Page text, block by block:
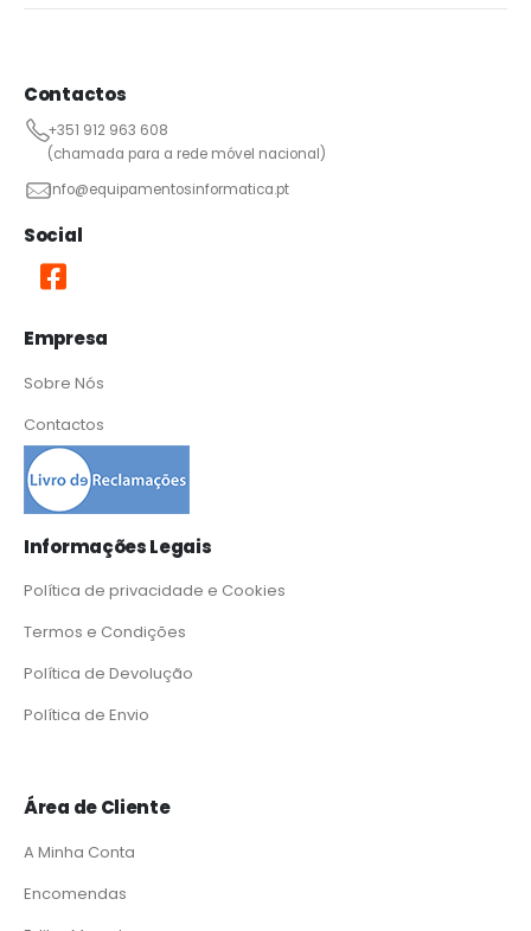
Contactos
+351 912 963 608
(chamada para a rede móvel nacional)
info@equipamentosinformatica.pt
Social
Empresa
Sobre Nós
Contactos
Informações Legais
Política de privacidade e Cookies
Termos e Condições
Política de Devolução
Política de Envio
Área de Cliente
A Minha Conta
Encomendas